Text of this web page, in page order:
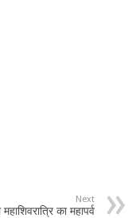
Next
का महापर्व